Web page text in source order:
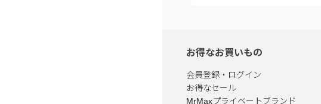
お得なお買いもの
会員登録・ログイン
お得なセール
MrMaxプライベートブランド